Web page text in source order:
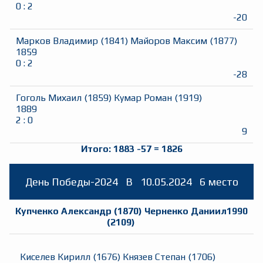
0 : 2
-20
Марков Владимир (1841) Майоров Максим (1877)
1859
0 : 2
-28
Гоголь Михаил (1859) Кумар Роман (1919)
1889
2 : 0
9
Итого: 1883 -57= 1826
День Победы-2024 B 10.05.2024 6 место
Купченко Александр (1870) Черненко Даниил
(2109)
1990
Киселев Кирилл (1676) Князев Степан (1706)